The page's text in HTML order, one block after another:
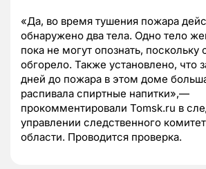
«Да, во время тушения пожара
обнаружено два тела. Одно тело
пока не могут опознать, поскольку
обгорело. Также установлено, что
дней до пожара в этом доме
распивала спиртные напитки»,—
прокомментировали Tomsk.ru в
управлении следственного
области. Проводится проверка.